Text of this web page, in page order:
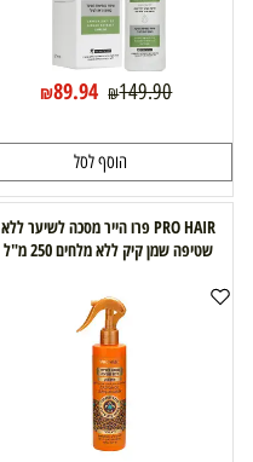
₪149.90
₪89.94
הוסף לסל
PRO HAIR פרו הייר מסכה לשיער ללא
שטיפה שמן קיק ללא מלחים 250 מ"ל